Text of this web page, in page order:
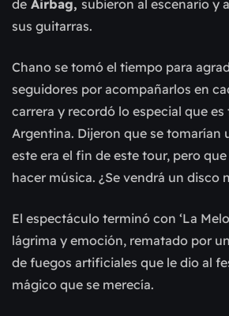
de Airbag, subieron al escenario y
sus guitarras.
Chano se tomó el tiempo para
seguidores por acompañarlos en
carrera y recordó lo especial que es
Argentina. Dijeron que se tomarían
este era el fin de este tour, pero
hacer música. ¿Se vendrá un disco
El espectáculo terminó con ‘La
lágrima y emoción, rematado por
de fuegos artificiales que le dio al
mágico que se merecía.